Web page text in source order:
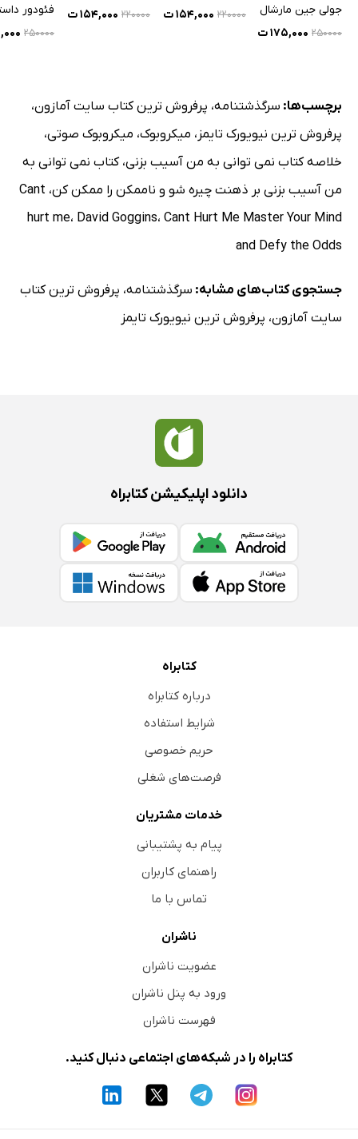
جولی جین مارشال
۲۵۰۰۰۰ ۱۷۵,۰۰۰ ت
۲۲۰۰۰۰ ۱۵۴,۰۰۰ ت ۲۲۰۰۰۰ ۱۵۴,۰۰۰ ت
۲۵۰۰۰۰
برچسب‌ها: سرگذشتنامه، پرفروش ترین کتاب سایت آمازون،
پرفروش ترین نیویورک تایمز ، میکروبوک، میکروبوک صوتی،
خلاصه کتاب نمی توانی به من آسیب بزنی،کتاب نمی توانی به
من آسیب بزنی بر ذهنت چیره شو و ناممکن را ممکن کن، Cant
hurt me، David Goggins، Cant Hurt Me Master Your Mind
and Defy the Odds
جستجوی کتاب‌های مشابه: سرگذشتنامه، پرفروش ترین کتاب
سایت آمازون، پرفروش ترین نیویورک تایمز
دانلود اپلیکیشن کتابراه
کتابراه
درباره کتابراه
شرایط استفاده
حریم خصوصی
فرصت‌های شغلی
خدمات مشتریان
پیام به پشتیبانی
راهنمای کاربران
تماس با ما
ناشران
عضویت ناشران
ورود به پنل ناشران
فهرست ناشران
کتابراه را در شبکه‌های اجتماعی دنبال کنید.